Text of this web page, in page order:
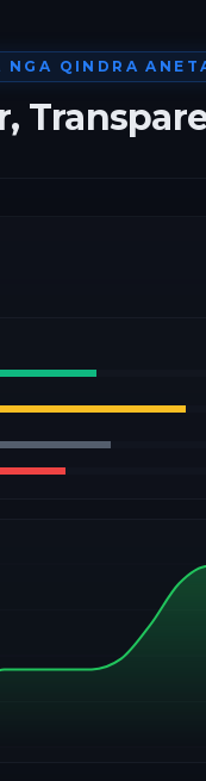
QINDRA